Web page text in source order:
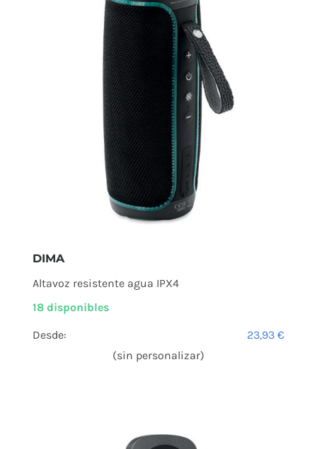
DIMA
Altavoz resistente agua IPX4
18 disponibles
Desde: 23,93€
(sin personalizar)